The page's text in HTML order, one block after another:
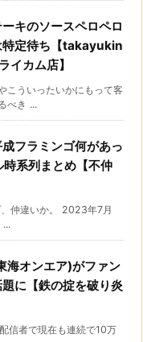
ーキのソースペロペロ
特定待ち【takayukin
イカム店】
こういったいかにもって客
べき ...
成フラミンゴ何があっ
系列まとめ【不仲
仲違いか。 2023年7月
...
海オンエア)がファン
に【鉄の掟を破り炎
信者で現在も連続で10万